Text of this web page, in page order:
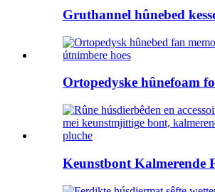
Gruthannel hûnebed
Ortopedyske hûnefoam
Keunstbont Kalmerende